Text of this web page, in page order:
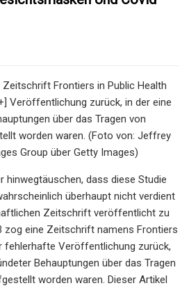
Frontiers in Public Health
Veröffentlichung zurück, in der eine
über das Tragen von
worden waren. (Foto von: Jeffrey
Group über Getty Images)
hinwegtäuschen, dass diese Studie
überhaupt nicht verdient
Zeitschrift veröffentlicht zu
zog eine Zeitschrift namens Frontiers
fehlerhafte Veröffentlichung zurück,
Behauptungen über das Tragen
worden waren. Dieser Artikel